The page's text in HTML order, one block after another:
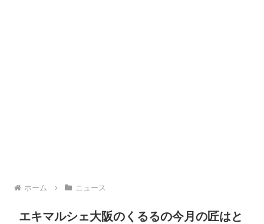
ホーム ニュース
エキマルシェ大阪のくるるの今月の匠はと